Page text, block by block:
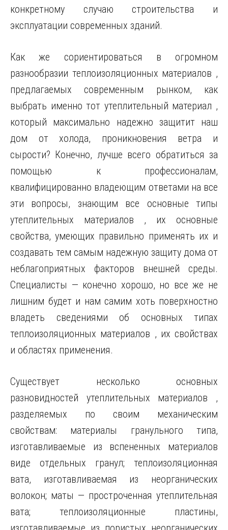
конкретному случаю строительства и
эксплуатации современных зданий.
Как же сориентироваться в огромном
разнообразии теплоизоляционных материалов ,
предлагаемых современным рынком, как
выбрать именно тот утеплительный материал ,
который максимально надежно защитит наш
дом от холода, проникновения ветра и
сырости? Конечно, лучше всего обратиться за
помощью к профессионалам,
квалифицированно владеющим ответами на все
эти вопросы, знающим все основные типы
утеплительных материалов , их основные
свойства, умеющих правильно применять их и
создавать тем самым надежную защиту дома от
неблагоприятных факторов внешней среды.
Специалисты — конечно хорошо, но все же не
лишним будет и нам самим хоть поверхностно
владеть сведениями об основных типах
теплоизоляционных материалов , их свойствах
и областях применения.
Существует несколько основных
разновидностей утеплительных материалов ,
разделяемых по своим механическим
свойствам: материалы гранульного типа,
изготавливаемые из вспененных материалов
виде отдельных гранул; теплоизоляционная
вата, изготавливаемая из неорганических
волокон; маты — простроченная утеплительная
вата; теплоизоляционные пластины,